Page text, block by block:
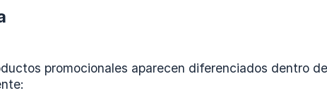
promocionales aparecen diferenciados dentro